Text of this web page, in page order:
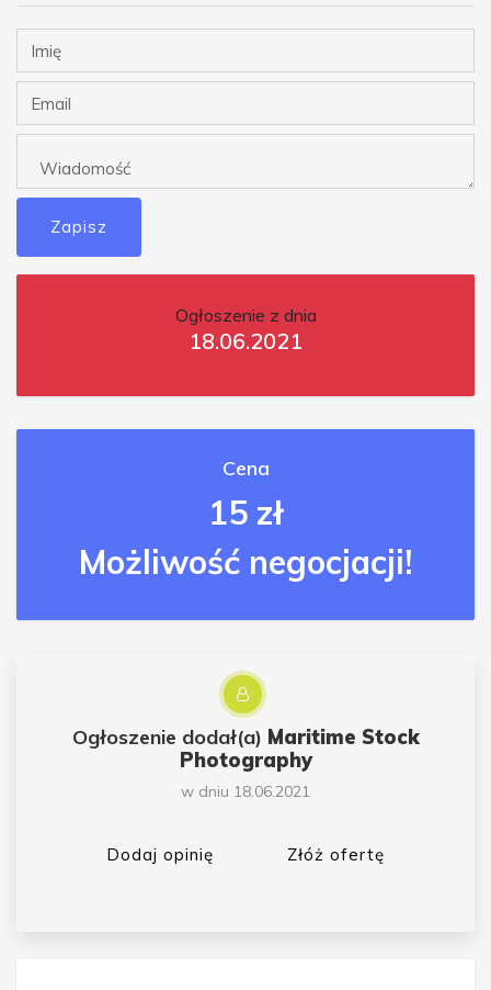
Zapisz
Ogłoszenie z dnia
18.06.2021
Cena
15 zł
Możliwość negocjacji!
Ogłoszenie dodał(a) Maritime Stock
Photography
w dniu 18.06.2021
Dodaj opinię Złóż ofertę